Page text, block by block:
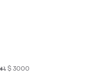
$ 3000